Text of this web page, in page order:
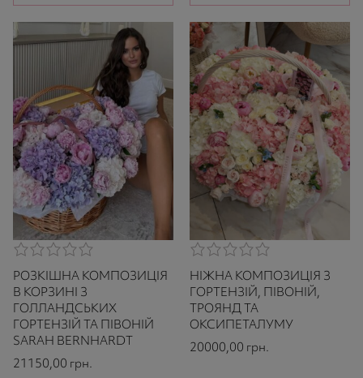
0,0
rating
based
on
521
ratings
РОЗКІШНА КОМПОЗИЦІЯ
В КОРЗИНІ З
ГОЛЛАНДСЬКИХ
ГОРТЕНЗІЙ ТА ПІВОНІЙ
SARAH BERNHARDT
21150,00 грн.
0,0
rating
based
on
521
ratings
НІЖНА КОМПОЗИЦІЯ З
ГОРТЕНЗІЙ, ПІВОНІЙ,
ТРОЯНД ТА
ОКСИПЕТАЛУМУ
20000,00 грн.